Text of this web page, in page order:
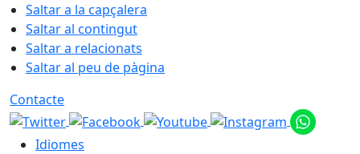
Saltar a la capçalera
Saltar al contingut
Saltar a relacionats
Saltar al peu de pàgina
Contacte
Idiomes